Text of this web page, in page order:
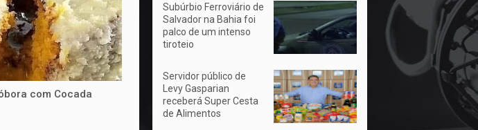
com Cocada
Subúrbio Ferroviário de
Salvador na Bahia foi
palco de um intenso
tiroteio
Servidor público de
Levy Gasparian
receberá Super Cesta
de Alimentos